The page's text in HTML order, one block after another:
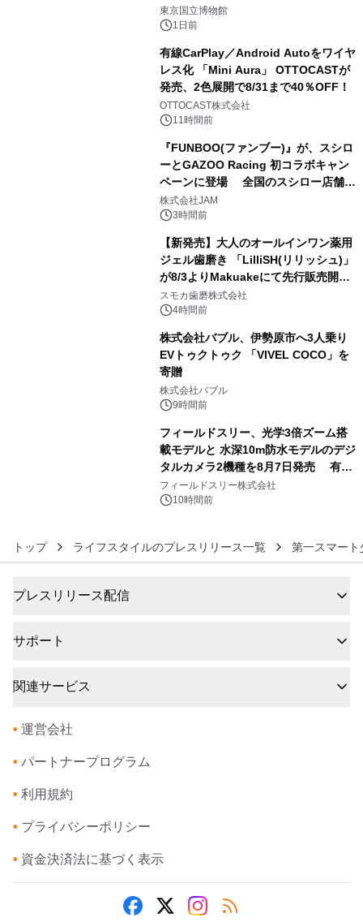
東京国立博物館
1日前
有線CarPlay／Android Autoをワイヤ
レス化 「Mini Aura」 OTTOCASTが
発売、2色展開で8/31まで40％OFF！
OTTOCAST株式会社
11時間前
『FUNBOO(ファンブー)』が、スシロ
ーとGAZOO Racing 初コラボキャン
ペーンに登場 全国のスシロー店舗で
GR 4車種の FUNBOO(ミニカー)付き
メニューが展開されます
株式会社JAM
3時間前
【新発売】大人のオールインワン薬用
ジェル歯磨き 「LilliSH(リリッシュ)」
が8/3よりMakuakeにて先行販売開
始！
スモカ歯磨株式会社
4時間前
株式会社バブル、伊勢原市へ3人乗り
EVトゥクトゥク 「VIVEL COCO」を
寄贈
株式会社バブル
9時間前
フィールドスリー、光学3倍ズーム搭
載モデルと 水深10m防水モデルのデジ
タルカメラ2機種を8月7日発売 有効
約1300万画素、用途別に選べるコンデ
ジ新登場
フィールドスリー株式会社
10時間前
トップ ライフスタイルのプレスリリース一覧 第一スマー
プレスリリース配信
サポート
関連サービス
• 運営会社
• パートナープログラム
• 利用規約
• プライバシーポリシー
• 資金決済法に基づく表示